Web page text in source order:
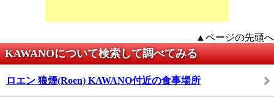
▲ページの先頭へ
KAWANOについて検索して調べてみる
ロエン 狼煙(Roen) KAWANO付近の食事場所